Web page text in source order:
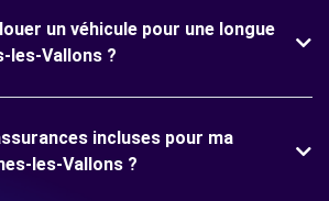
un véhicule pour une longue
les-Vallons ?
incluses pour ma
les-Vallons ?